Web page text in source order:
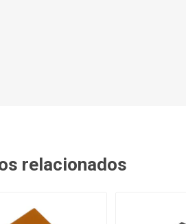
relacionados